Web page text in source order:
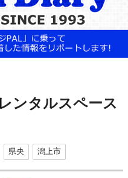
ンタルスペース
県央 潟上市